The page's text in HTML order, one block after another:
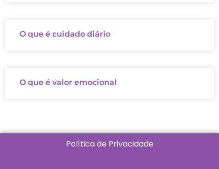
O que é cuidado diário
O que é valor emocional
Política de Privacidade